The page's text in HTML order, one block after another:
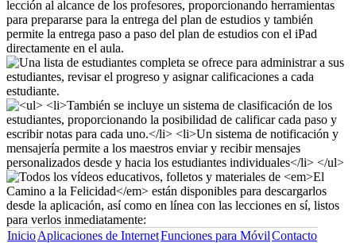
InicioAplicaciones de InternetFunciones para MóvilContacto